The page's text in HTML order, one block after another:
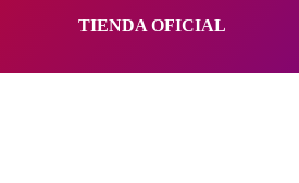
TIENDA OFICIAL